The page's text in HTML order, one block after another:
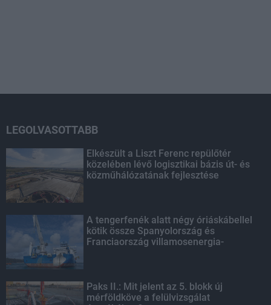
LEGOLVASOTTABB
Elkészült a Liszt Ferenc repülőtér
közelében lévő logisztikai bázis út- és
közműhálózatának fejlesztése
A tengerfenék alatt négy óriáskábellel
kötik össze Spanyolország és
Franciaország villamosenergia-
Paks II.: Mit jelent az 5. blokk új
mérföldköve a felülvizsgálat